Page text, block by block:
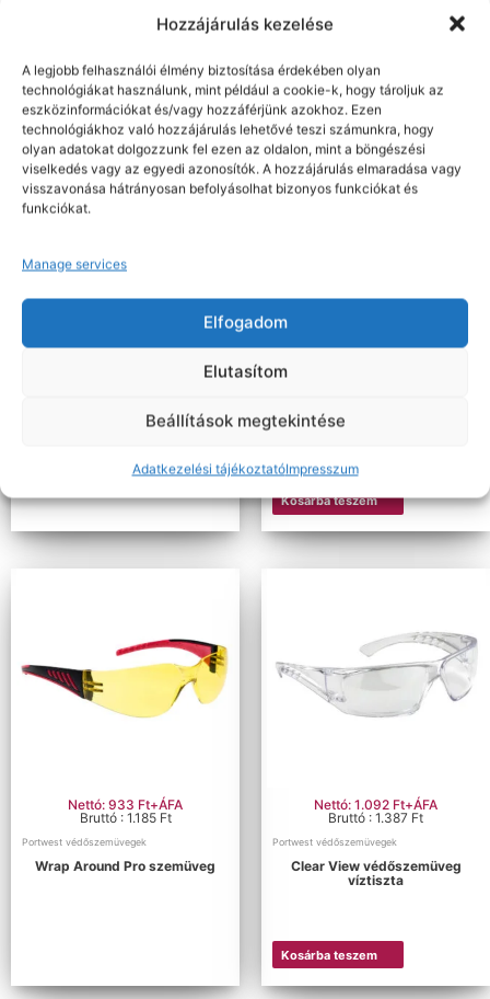
Hozzájárulás kezelése
A legjobb felhasználói élmény biztosítása érdekében olyan
technológiákat használunk, mint például a cookie-k, hogy tároljuk az
eszközinformációkat és/vagy hozzáférjünk azokhoz. Ezen
technológiákhoz való hozzájárulás lehetővé teszi számunkra, hogy
olyan adatokat dolgozzunk fel ezen az oldalon, mint a böngészési
viselkedés vagy az egyedi azonosítók. A hozzájárulás elmaradása vagy
visszavonása hátrányosan befolyásolhat bizonyos funkciókat és
funkciókat.
Manage services
Elfogadom
Elutasítom
Beállítások megtekintése
Adatkezelési tájékoztatóImpresszum
Kapcsolódó termékek
Nettó: 1.119 Ft+ÁFA
Anthracite Wraparound
védőszemüveg
Nettó: 1.145 Ft+ÁFA
Safeguard védőszemüveg
Kosárba teszem
Nettó: 933 Ft+ÁFA
Bruttó : 1.185 Ft
Portwest védőszemüvegek
Wrap Around Pro szemüveg
Nettó: 1.092 Ft+ÁFA
Bruttó : 1.387 Ft
Portwest védőszemüvegek
Clear View védőszemüveg
víztiszta
Kosárba teszem